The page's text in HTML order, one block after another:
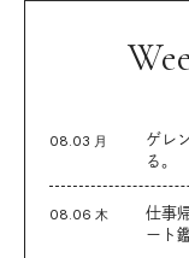
08.03 月
ゲレ
る。
08.06 木
仕事
ート